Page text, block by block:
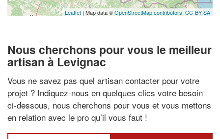
Leaflet | Map data ©OpenStreetMap contributors, CC-BY-SA
Nous cherchons pour vous le meilleur
artisan à Levignac
Vous ne savez pas quel artisan contacter pour votre
projet ? Indiquez-nous en quelques clics votre besoin
ci-dessous, nous cherchons pour vous et vous mettons
en relation avec le pro qu’il vous faut !